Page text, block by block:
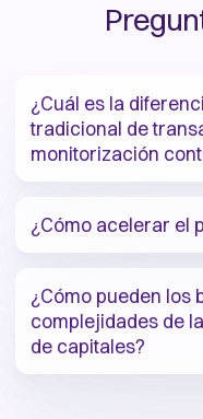
¿Cuál es la
tradicional de
monitorización
¿Cómo acelerar el
¿Cómo pueden los
complejidades de
de capitales?